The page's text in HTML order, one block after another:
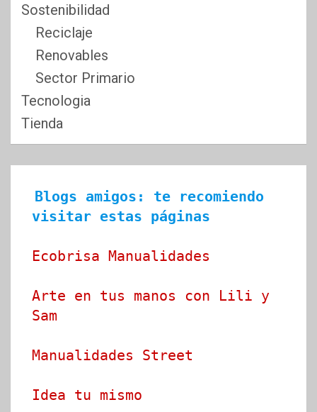
Sostenibilidad
Reciclaje
Renovables
Sector Primario
Tecnologia
Tienda
Blogs amigos: te recomiendo
visitar estas páginas
Ecobrisa Manualidades
Arte en tus manos con Lili y
Sam
Manualidades Street
Idea tu mismo